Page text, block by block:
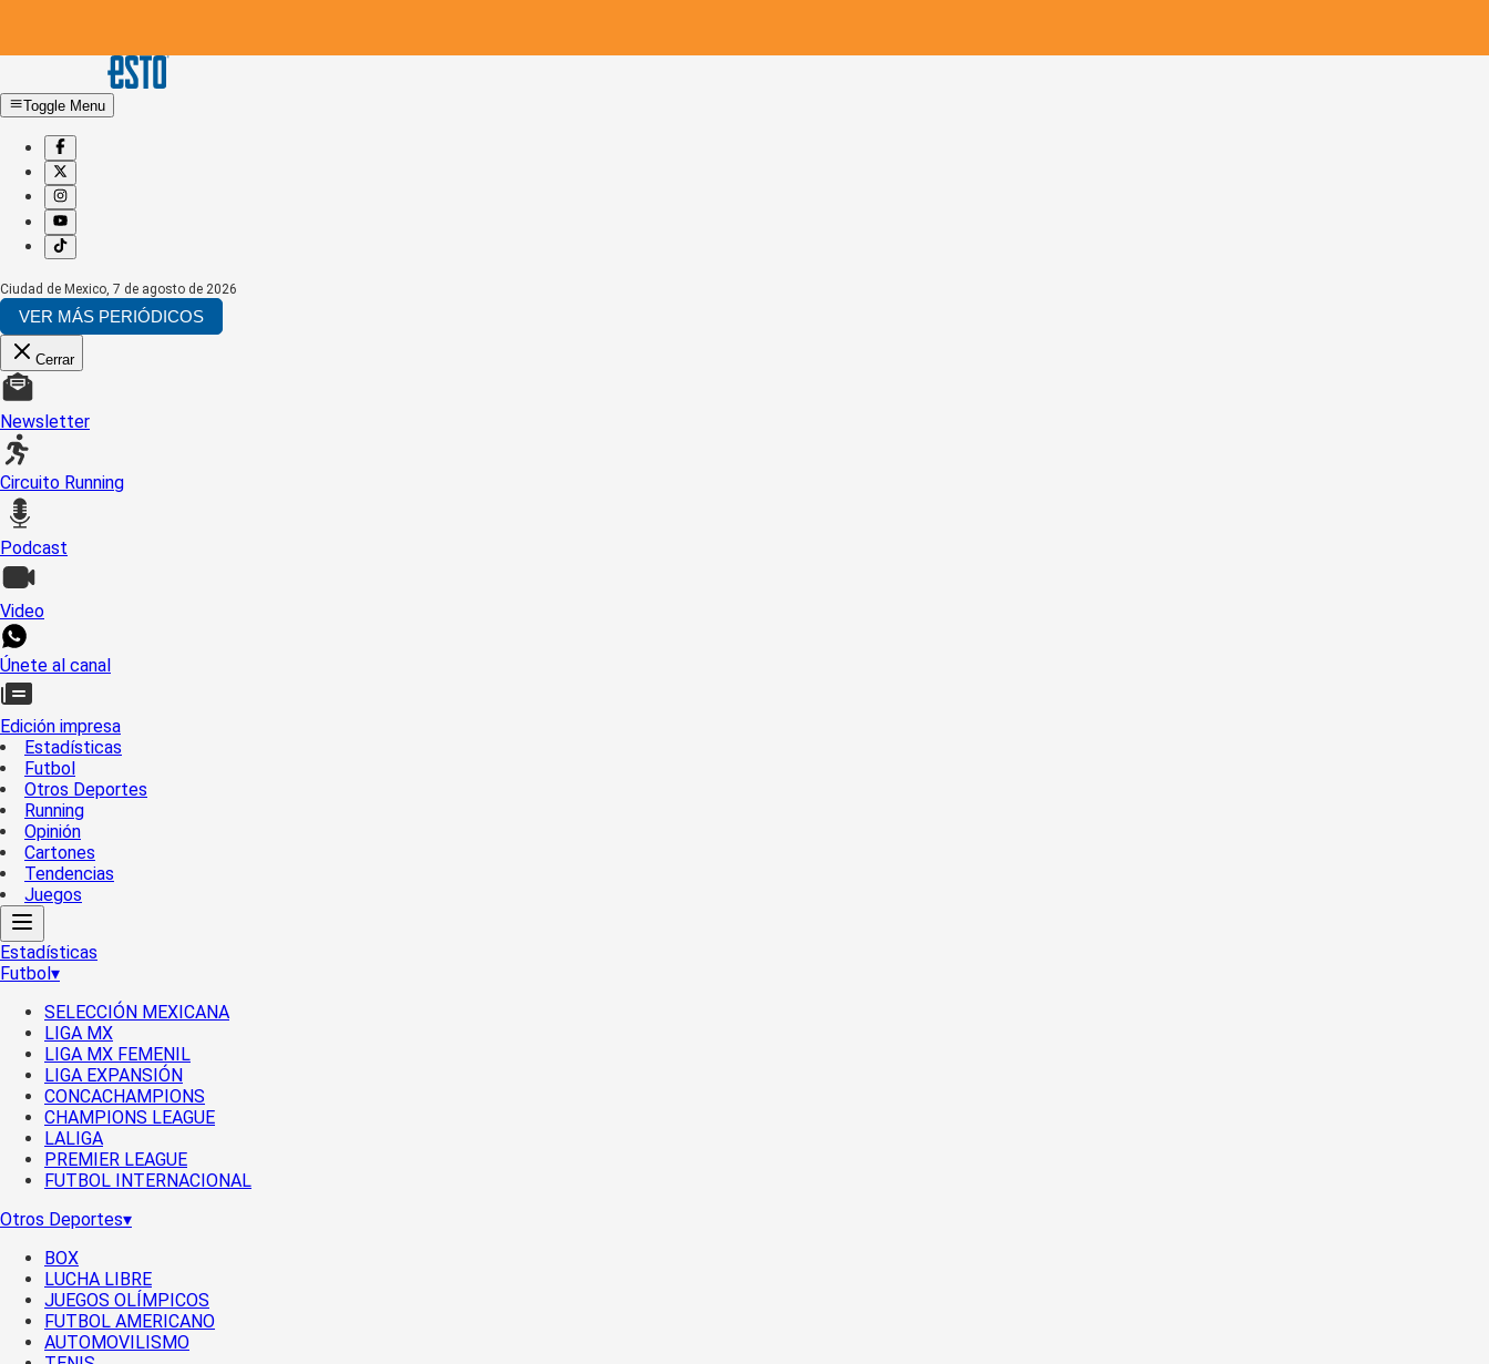
Toggle Menu
Ciudad de Mexico, 7 de agosto de 2026
VER MÁS PERIÓDICOS
Cerrar
Newsletter
Circuito Running
Podcast
Video
Únete al canal
Edición impresa
Estadísticas
Futbol
Otros Deportes
Running
Opinión
Cartones
Tendencias
Juegos
Estadísticas
Futbol▾
SELECCIÓN MEXICANA
LIGA MX
LIGA MX FEMENIL
LIGA EXPANSIÓN
CONCACHAMPIONS
CHAMPIONS LEAGUE
LALIGA
PREMIER LEAGUE
FUTBOL INTERNACIONAL
Otros Deportes▾
BOX
LUCHA LIBRE
JUEGOS OLÍMPICOS
FUTBOL AMERICANO
AUTOMOVILISMO